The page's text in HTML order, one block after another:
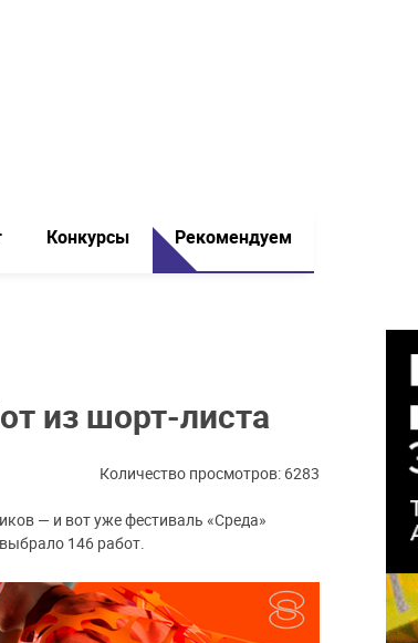
Конкурсы Рекомендуем
из шорт-листа
Количество просмотров: 6283
— и вот уже фестиваль «Среда»
146 работ.